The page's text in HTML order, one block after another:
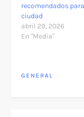
recomendados para
ciudad
abril 29, 2026
En "Media"
GENERAL